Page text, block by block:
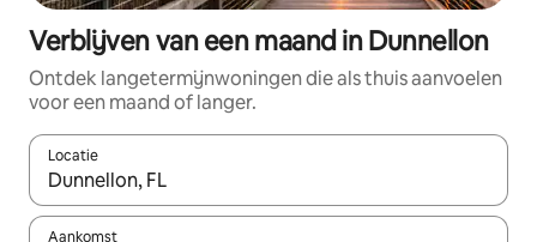
Verblijven van een maand in Dunnellon
Ontdek langetermijnwoningen die als thuis aanvoelen
voor een maand of langer.
Locatie
Wanneer er resultaten beschikbaar zijn, maak je een keuze
Aankomst